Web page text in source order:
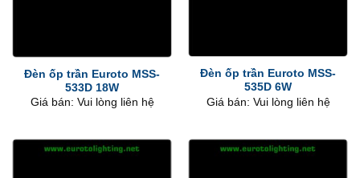
Đèn ốp trần Euroto MSS-
533D 18W
Giá bán: Vui lòng liên hệ
Đèn ốp trần Euroto MSS-
535D 6W
Giá bán: Vui lòng liên hệ